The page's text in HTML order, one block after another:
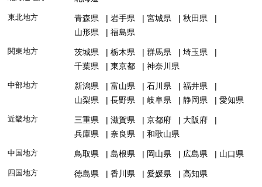
東北地方 青森県 岩手県 宮城県
秋田県
山形県
福島県
関東地方 茨城県 栃木県 群馬県
埼玉県
千葉県
東京都 神奈川県
中部地方 新潟県 富山県 石川県
福井県
山梨県
長野県 岐阜県 静岡県 愛知県
近畿地方 三重県 滋賀県 京都府
大阪府
兵庫県
奈良県 和歌山県
中国地方 鳥取県 島根県 岡山県 広島県 山口県
四国地方 徳島県 香川県 愛媛県 高知県